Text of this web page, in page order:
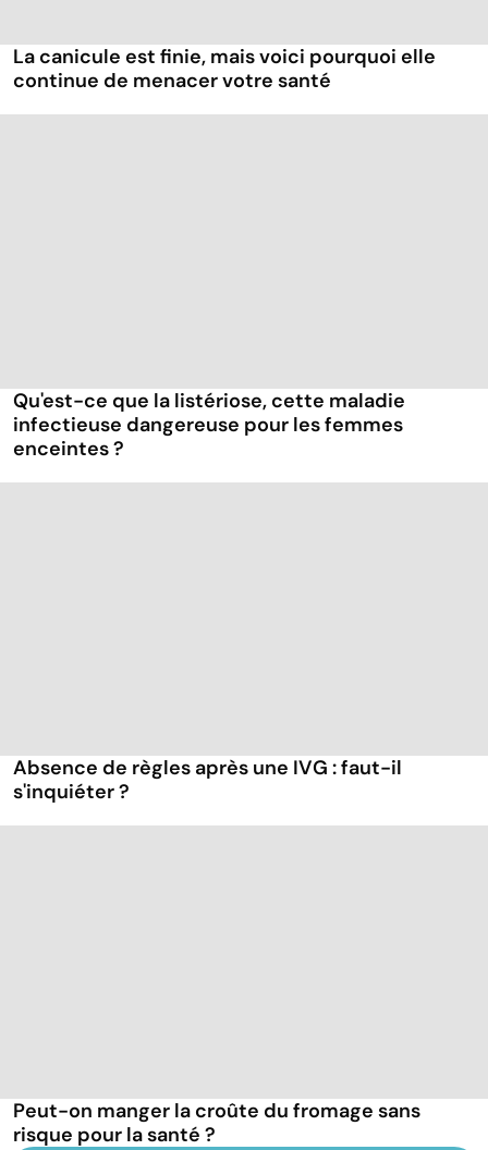
La canicule est finie, mais voici pourquoi elle
continue de menacer votre santé
Qu'est-ce que la listériose, cette maladie
infectieuse dangereuse pour les femmes
enceintes ?
Absence de règles après une IVG : faut-il
s'inquiéter ?
Peut-on manger la croûte du fromage sans
risque pour la santé ?